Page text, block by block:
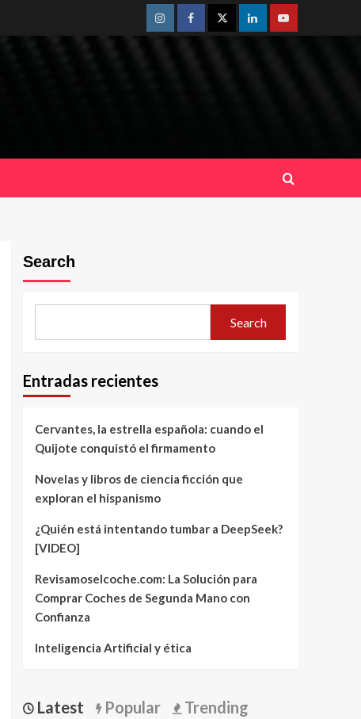
InstagramFacebookTwitterLinkedinYoutube
Search
Search
Entradas recientes
Cervantes, la estrella española: cuando el
Quijote conquistó el firmamento
Novelas y libros de ciencia ficción que
exploran el hispanismo
¿Quién está intentando tumbar a DeepSeek?
[VIDEO]
Revisamoselcoche.com: La Solución para
Comprar Coches de Segunda Mano con
Confianza
Inteligencia Artificial y ética
Latest Popular Trending